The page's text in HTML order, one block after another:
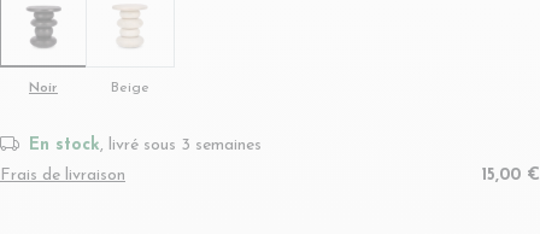
Beige
Noir
En stock, livré sous 3 semaines
Frais de livraison
15,00 €